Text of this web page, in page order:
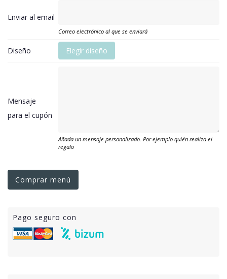
Enviar al email
Correo electrónico al que se enviará
Diseño Elegir diseño
Mensaje
para el cupón
Añada un mensaje personalizado. Por ejemplo quién realiza el
regalo
Comprar menú
Pago seguro con